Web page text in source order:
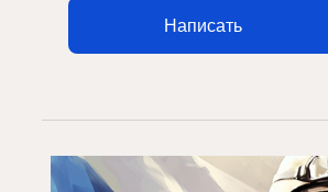
Написать